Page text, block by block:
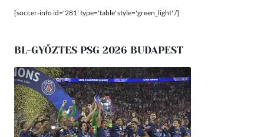
[soccer-info id='281' type='table' style='green_light' /]
BL-GYŐZTES PSG 2026 BUDAPEST